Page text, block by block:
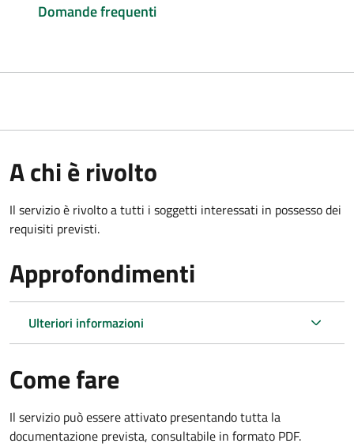
Domande frequenti
A chi è rivolto
Il servizio è rivolto a tutti i soggetti interessati in possesso dei
requisiti previsti.
Approfondimenti
Ulteriori informazioni
Come fare
Il servizio può essere attivato presentando tutta la
documentazione prevista, consultabile in formato PDF.